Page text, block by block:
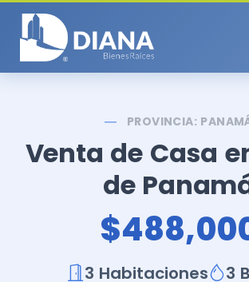
PROVINCIA:
Venta de Casa
de
3 Habitaciones
3